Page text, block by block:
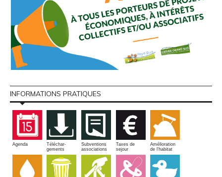
INFORMATIONS PRATIQUES
Agenda
Téléchar-
gements
Subventions
associations
Taxes de
sejour
Amélioration
de l'habitat